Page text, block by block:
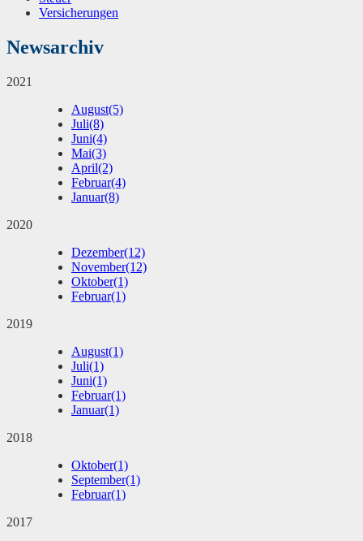
Versicherungen
Newsarchiv
2021
August(5)
Juli(8)
Juni(4)
Mai(3)
April(2)
Februar(4)
Januar(8)
2020
Dezember(12)
November(12)
Oktober(1)
Februar(1)
2019
August(1)
Juli(1)
Juni(1)
Februar(1)
Januar(1)
2018
Oktober(1)
September(1)
Februar(1)
2017